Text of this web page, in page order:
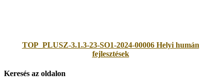
TOP_PLUSZ-3.1.3-23-SO1-2024-00006 Helyi humán
fejlesztések
Keresés az oldalon